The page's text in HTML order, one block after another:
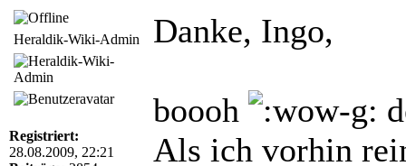
Heraldik-Wiki-Admin
Registriert:
28.08.2009, 22:21
Danke, Ingo,
boooh
Als ich vorhin